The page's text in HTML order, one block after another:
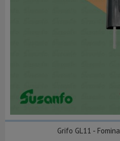
Grifo GL11 -